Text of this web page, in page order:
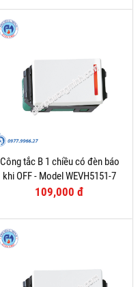
Công tắc B 1 chiều có đèn báo
khi OFF - Model WEVH5151-7
109,000 đ